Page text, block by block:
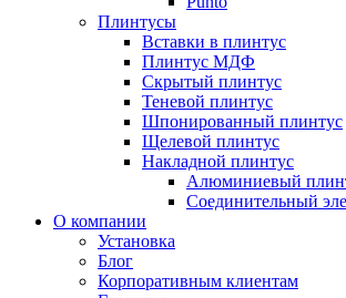
Плинтусы
Вставки в плинтус
Плинтус МДФ
Скрытый плинтус
Теневой плинтус
Шпонированный плинтус
Щелевой плинтус
Накладной плинтус
Алюминиевый
Соединительный
О компании
Установка
Блог
Корпоративным клиентам